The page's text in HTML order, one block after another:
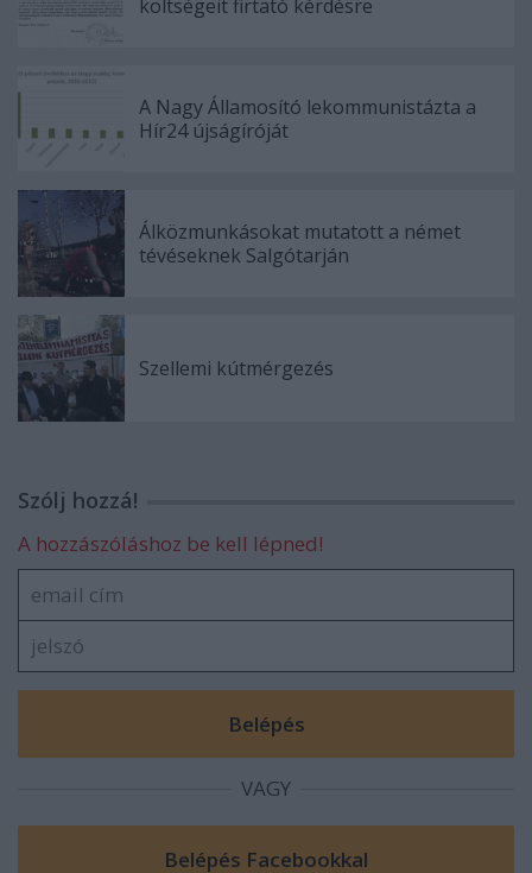
költségeit firtató kérdésre
A Nagy Államosító lekommunistázta a
Hír24 újságíróját
Álközmunkásokat mutatott a német
tévéseknek Salgótarján
Szellemi kútmérgezés
Szólj hozzá!
A hozzászóláshoz be kell lépned!
VAGY